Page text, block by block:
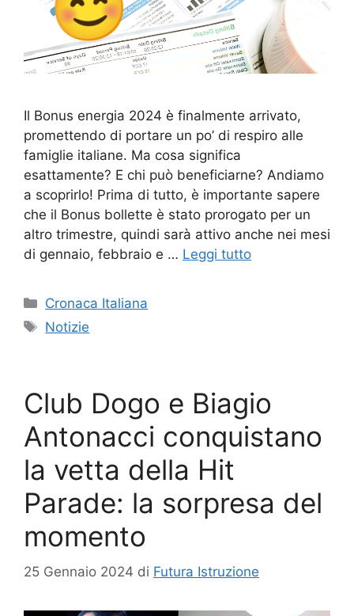
Il Bonus energia 2024 è finalmente arrivato,
promettendo di portare un po’ di respiro alle
famiglie italiane. Ma cosa significa
esattamente? E chi può beneficiarne? Andiamo
a scoprirlo! Prima di tutto, è importante sapere
che il Bonus bollette è stato prorogato per un
altro trimestre, quindi sarà attivo anche nei mesi
di gennaio, febbraio e … Leggi tutto
Categorie
Cronaca Italiana
Tag
Notizie
Club Dogo e Biagio
Antonacci conquistano
la vetta della Hit
Parade: la sorpresa del
momento
25 Gennaio 2024 di Futura Istruzione